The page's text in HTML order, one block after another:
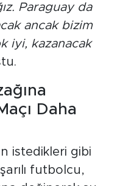
Paraguay da
ancak bizim
iyi, kazanacak
Daha
istedikleri gibi
futbolcu,